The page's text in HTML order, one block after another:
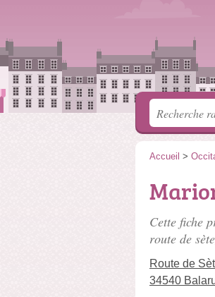
Accueil >
Cette fiche
route de sète
Route de
34540